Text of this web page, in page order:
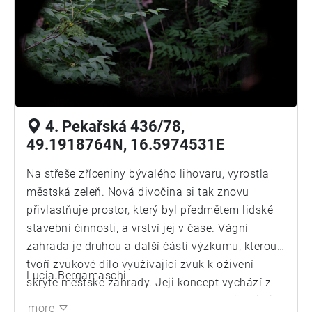
alejích byly nasázeny letní a podzimní hrušně.
(jednalo se o synchronní prvorepublikovou
výstavbu a výsadbu.) Například v Veselí nad
Moravou je doposud stále řada ulic, kde mají na
městských pozemcích lidé před domem na ulici
účelem sběru na slivovici). V naší zemi je politika
výsaby jedlého ovoce do volně dostupného
veřejného prostoru rozporuplná. Zatímco v
Židenicích samospráva obyvatele vyzývá k
adopci zeleně a výsadbu jedlých plodin zakazuje,
v jiných místech (např. Benešov) se podle
dokumentů dostupných z městského webu toto
spektrum výsadeb naopak podporuje. Z okruhu
spontánních zahradnických intervencí
mezinárodní a několik let již trvající aktivita
Guerilla grafters s mezinárodní působností, jejíž
4. Pekařská 436/78,
49.1918764N, 16.5974531E
Na střeše zříceniny bývalého lihovaru, vyrostla
městská zeleň. Nová divočina si tak znovu
přivlastňuje prostor, který byl předmětem lidské
stavební činnosti, a vrství jej v čase. Vágní
zahrada je druhou a další částí výzkumu, kterou
tvoří zvukové dílo využívající zvuk k oživení
skryté městské zahrady. Jeji koncept vychází z
modelu středověké uzavřené zahrady a inspiruje
Lucia Bergamaschi
more